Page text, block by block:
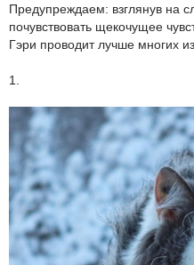
Предупреждаем: взглянув на
почувствовать щекочущее
Гэри проводит лучше многих
1.